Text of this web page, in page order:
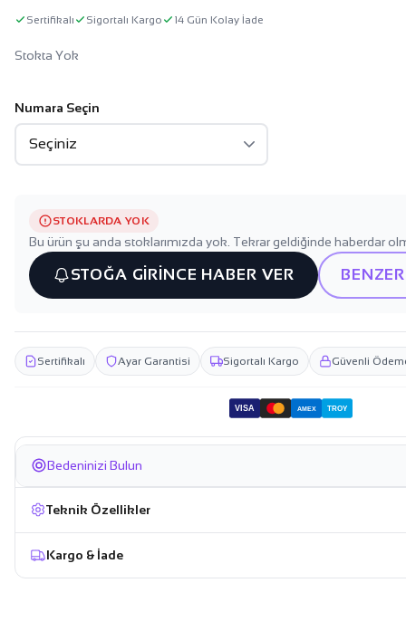
Sertifikalı Sigortalı Kargo 14 Gün Kolay İade
Stokta Yok
Numara Seçin
STOKLARDA YOK
Bu ürün şu anda stoklarımızda yok. Tekrar geldiğinde haberdar
STOĞA GİRİNCE HABER VER
Sertifikalı Ayar Garantisi Sigortalı Kargo Güvenli
VISA AMEX TROY
Bedeninizi Bulun
Teknik Özellikler
Kargo & İade